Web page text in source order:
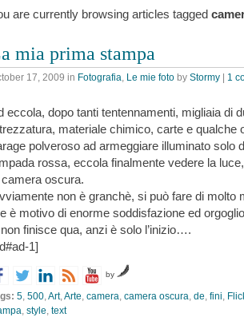
are currently browsing articles tagged
mia prima stampa
17, 2009 in Fotografia Le mie foto by Stormy | 1
eccola, dopo tanti tentennamenti, migliaia di
materiale chimico, carte e qualche
polveroso ad armeggiare illuminato solo
rossa, eccola finalmente vedere la
camera oscura.
non è granchè, si può fare di molto
è motivo di enorme soddisfazione ed
finisce qua, anzi è solo l’inizio….
1]
by
5, 500,Art,Arte, camera, camera oscura, de, fini,
, style, text